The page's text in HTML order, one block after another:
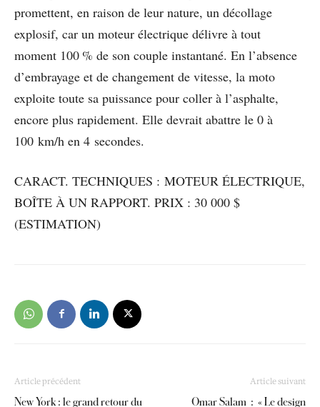
promettent, en raison de leur nature, un décollage
explosif, car un moteur électrique délivre à tout
moment 100 % de son couple instantané. En l’absence
d’embrayage et de changement de vitesse, la moto
exploite toute sa puissance pour coller à l’asphalte,
encore plus rapidement. Elle devrait abattre le 0 à
100 km/h en 4 secondes.
CARACT. TECHNIQUES : MOTEUR ÉLECTRIQUE,
BOÎTE À UN RAPPORT. PRIX : 30 000 $
(ESTIMATION)
Article précédent
New York : le grand retour du
Article suivant
Omar Salam : « Le design